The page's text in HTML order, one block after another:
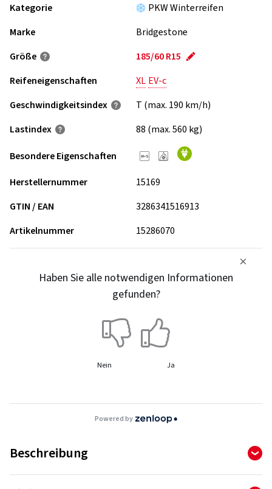
Kategorie
PKW Winterreifen
Marke
Bridgestone
Größe
185/60 R15
Reifeneigenschaften
XL EV-c
Geschwindigkeits­index
T (max. 190 km/h)
Lastindex
88 (max. 560 kg)
Besondere Eigenschaften
Herstellernummer
15169
GTIN / EAN
3286341516913
Artikelnummer
15286070
Haben Sie alle notwendigen Informationen
gefunden?
Nein Ja
Powered by
Beschreibung
BLIZZAK LM005 für PKW/SUV/4x4